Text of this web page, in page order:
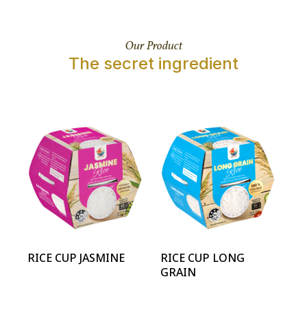
Our Product
The secret ingredient
RICE CUP JASMINE
RICE CUP LONG
GRAIN